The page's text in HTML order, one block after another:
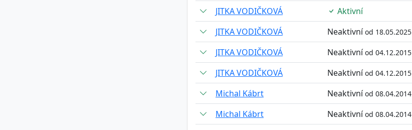
JITKA VODIČKOVÁ
Aktivní
JITKA VODIČKOVÁ
Neaktivníod 18.05.2025
JITKA VODIČKOVÁ
Neaktivníod 04.12.2015
JITKA VODIČKOVÁ
Neaktivníod 04.12.2015
Michal Kábrt
Neaktivníod 08.04.2014
Michal Kábrt
Neaktivníod 08.04.2014